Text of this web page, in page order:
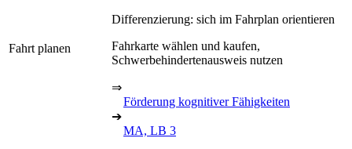
Fahrt planen
Differenzierung: sich im Fahrplan orientieren
Fahrkarte wählen und kaufen,
Schwerbehindertenausweis nutzen
⇒
Förderung kognitiver Fähigkeiten
➔
MA, LB 3